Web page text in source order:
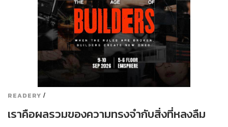
READERY /
เราคือผลรวมของความทรงจำกับสิ่งที่หลงลืม